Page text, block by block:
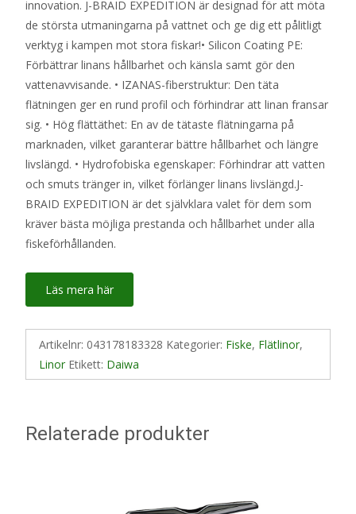
innovation. J-BRAID EXPEDITION är designad för att möta
de största utmaningarna på vattnet och ge dig ett pålitligt
verktyg i kampen mot stora fiskar!• Silicon Coating PE:
Förbättrar linans hållbarhet och känsla samt gör den
vattenavvisande. • IZANAS-fiberstruktur: Den täta
flätningen ger en rund profil och förhindrar att linan fransar
sig. • Hög flättäthet: En av de tätaste flätningarna på
marknaden, vilket garanterar bättre hållbarhet och längre
livslängd. • Hydrofobiska egenskaper: Förhindrar att vatten
och smuts tränger in, vilket förlänger linans livslängd.J-
BRAID EXPEDITION är det självklara valet för dem som
kräver bästa möjliga prestanda och hållbarhet under alla
fiskeförhållanden.
Läs mera här
Artikelnr: 043178183328 Kategorier: Fiske, Flätlinor,
Linor Etikett: Daiwa
Relaterade produkter